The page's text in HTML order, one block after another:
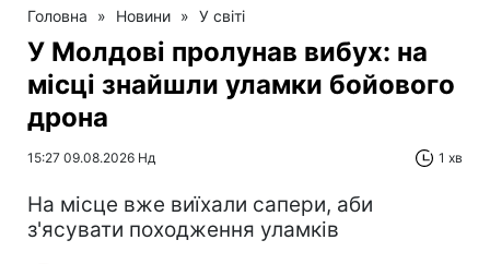
Головна » Новини » У світі
У Молдові пролунав вибух: на
місці знайшли уламки бойового
дрона
15:27 09.08.2026 Нд 1 хв
На місце вже виїхали сапери, аби
з'ясувати походження уламків